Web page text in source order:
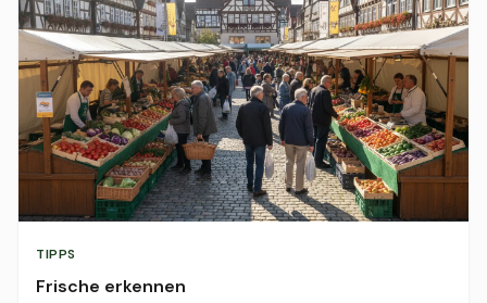
TIPPS
Frische erkennen